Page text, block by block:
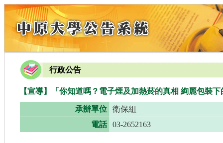
行政公告
【宣導】「你知道嗎？電子煙及加熱菸的真相 絢麗包裝
承辦單位
衛保組
電話
03-2652163